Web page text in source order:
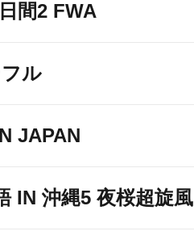
間2 FWA
ル
JAPAN
IN 沖縄5 夜桜超旋